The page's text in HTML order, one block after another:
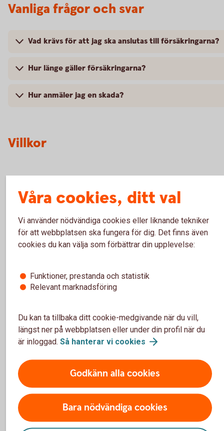
Vanliga frågor och svar
Vad krävs för att jag ska anslutas till försäkringarna?
Hur länge gäller försäkringarna?
Hur anmäler jag en skada?
Villkor
Gruppliv – villkor från 2017-04-01 (pdf)
Gruppliv – för- och efterköpsinfo 2017-04-01 (pdf)
Betalskydd – förköpsinfo 2025-10-01 (pdf)
Betalskydd – tidigare villkor från 2011-01-01 (pdf)
Blanketter
Ångerblankett Betalskydd (pdf)
Våra cookies, ditt val
Vi använder nödvändiga cookies eller liknande tekniker
för att webbplatsen ska fungera för dig. Det finns även
cookies du kan välja som förbättrar din upplevelse:
Funktioner, prestanda och statistik
Relevant marknadsföring
Du kan ta tillbaka ditt cookie-medgivande när du vill,
längst ner på webbplatsen eller under din profil när du
är inloggad. Så hanterar vi cookies
Godkänn alla cookies
Bara nödvändiga cookies